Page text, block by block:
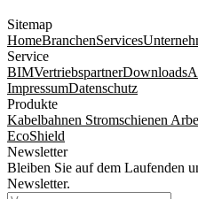
Sitemap
HomeBranchenServices
Service
BIMVertriebspartnerDownloads
ImpressumDatenschutz
Produkte
Kabelbahnen Stromschienen
EcoShield
Newsletter
Bleiben Sie auf dem Laufenden
Newsletter.